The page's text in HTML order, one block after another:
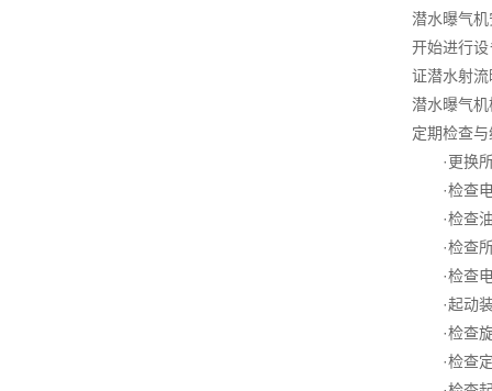
潜水曝气
开始进行
证潜水射
潜水曝气
定期检查
·更换所
·检查电
·检查油
·检查所
·检查电
·起动装
·检查旋
·检查定